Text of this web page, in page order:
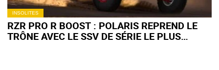
INSOLITES
RZR PRO R BOOST : POLARIS REPREND LE
TRÔNE AVEC LE SSV DE SÉRIE LE PLUS